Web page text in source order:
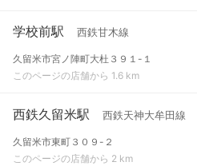
学校前駅 西鉄甘木線
久留米市宮ノ陣町大杜３９１-１
このページの店舗から 1.6 km
西鉄久留米駅 西鉄天神大牟田線
久留米市東町３０９-２
このページの店舗から 2 km